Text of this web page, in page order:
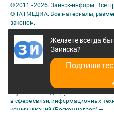
Желаете всегда
Заинска?
© 2011 - 2026. Заинск-информ. Все
© ТАТМЕДИА. Все материалы,
законом.
Перепечатка, воспроизведение и
информации,
размещенной на сайте, возможна
редакций СМИ.
При поддержке Республиканского
Сетевое издание: «Заинск-информ»
в сфере связи, информационных
коммуникаций (Роскомнадзор) —